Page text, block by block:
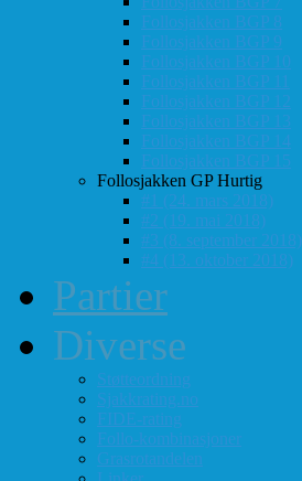
Follosjakken BGP 8
Follosjakken BGP 9
Follosjakken BGP 10
Follosjakken BGP 11
Follosjakken BGP 12
Follosjakken BGP 13
Follosjakken BGP 14
Follosjakken BGP 15
Follosjakken GP Hurtig
#1 (24. mars 2018)
#2 (19. mai 2018)
#3 (8. september 2018)
#4 (13. oktober 2018)
Partier
Diverse
Støtteordning
Sjakkrating.no
FIDE-rating
Follo-kombinasjoner
Grasrotandelen